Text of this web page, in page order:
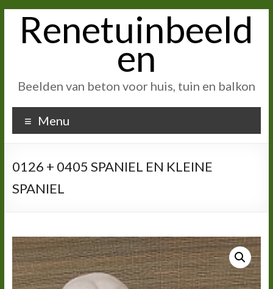
inhoudRenetuinbeeld
en
Beelden van beton voor huis, tuin en balkon
Menu
0126 + 0405 SPANIEL EN KLEINE
SPANIEL